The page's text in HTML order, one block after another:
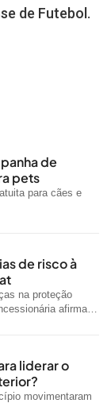
de Futebol.
de
pets
para cães e
de risco à
na proteção
afirma
liderar o
movimentaram